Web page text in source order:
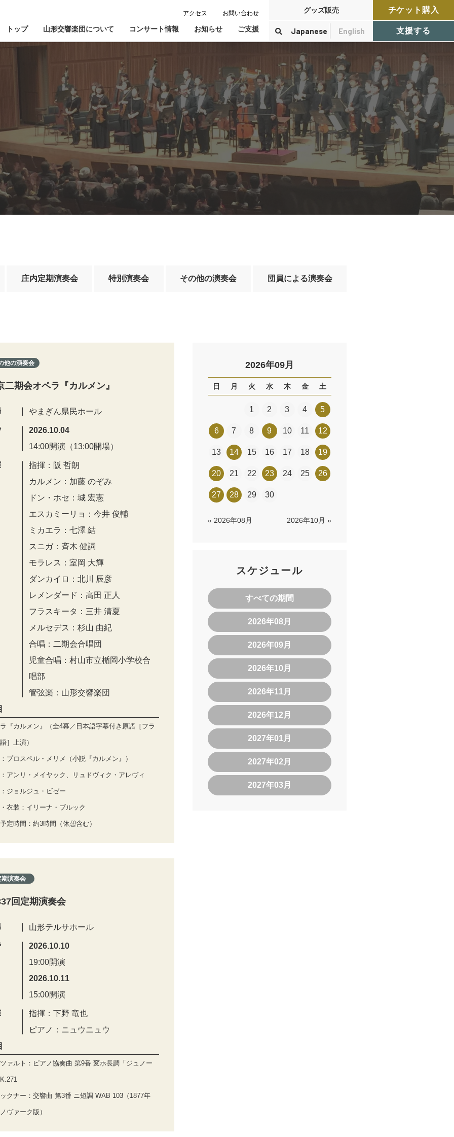
アクセス お問い合わせ
トップ 山形交響楽団について
山響が目指すもの
指揮者・楽団員紹介
山響アマデウスコア
山響の教育・地域交流
動画で見る山響
団体情報
コンサート情報
チケット購入ガイド
鑑賞会員入会
定期演奏会アーカイブ
お知らせ ご支援
寄付控除について
グッズ販売
Japanese English
チケット購入
支援する
庄内定期演奏会 特別演奏会 その他の演奏会 団員による演奏会
他の演奏会
二期会オペラ『カルメン』
やまぎん県民ホール
2026.10.04
14:00開演（13:00開場）
指揮：阪 哲朗
カルメン：加藤 のぞみ
ドン・ホセ：城 宏憲
エスカミーリョ：今井 俊輔
ミカエラ：七澤 結
スニガ：⻫⽊ 健詞
モラレス：室岡 ⼤輝
ダンカイロ：北川 ⾠彦
レメンダード：⾼⽥ 正⼈
フラスキータ：三井 清夏
メルセデス：杉⼭ 由紀
合唱：二期会合唱団
児童合唱：村⼭市⽴楯岡⼩学校合
唱部
管弦楽：山形交響楽団
『カルメン』（全4幕／日本語字幕付き原語［フラ
］上演）
プロスペル・メリメ（小説『カルメン』）
アンリ・メイヤック、リュドヴィク・アレヴィ
ジョルジュ・ビゼー
衣装：イリーナ・ブルック
定時間：約3時間（休憩含む）
期演奏会
回定期演奏会
山形テルサホール
2026.10.10
19:00開演
2026.10.11
15:00開演
指揮：下野 竜也
ピアノ：ニュウニュウ
ァルト：ピアノ協奏曲 第9番 変ホ長調「ジュノー
クナー：交響曲 第3番 ニ短調 WAB 103（1877年
ヴァーク版）
2026年09月
日 月 火 水 木 金 土
1 2 3 4 5
6 7 8 9 10 11 12
13 14 15 16 17 18 19
20 21 22 23 24 25 26
27 28 29 30
« 2026年08月 2026年10月 »
スケジュール
すべての期間
2026年08月
2026年09月
2026年10月
2026年11月
2026年12月
2027年01月
2027年02月
2027年03月